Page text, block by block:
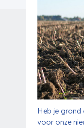
Heb je grond
voor onze